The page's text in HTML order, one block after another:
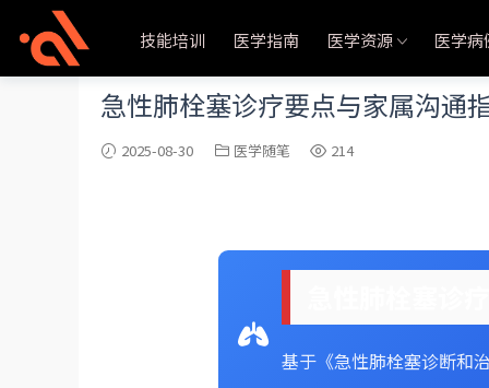
技能培训 医学指南 医学资源 医学病
当前位置：首页 医学随笔 正文
急性肺栓塞诊疗要点与家属沟通
2025-08-30 医学随笔 214
基于《急性肺栓塞诊断和